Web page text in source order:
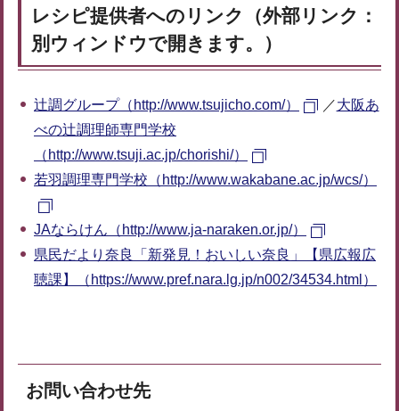
レシピ提供者へのリンク（外部リンク：
別ウィンドウで開きます。）
辻調グループ（http://www.tsujicho.com/） ／大阪あ
べの辻調理師専門学校
（http://www.tsuji.ac.jp/chorishi/）
若羽調理専門学校（http://www.wakabane.ac.jp/wcs/）
JAならけん（http://www.ja-naraken.or.jp/）
県民だより奈良「新発見！おいしい奈良」【県広報広
聴課】（https://www.pref.nara.lg.jp/n002/34534.html）
お問い合わせ先